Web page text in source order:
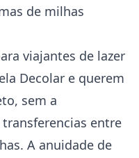
de milhas
viajantes de lazer
Decolar e querem
sem a
entre
A anuidade de